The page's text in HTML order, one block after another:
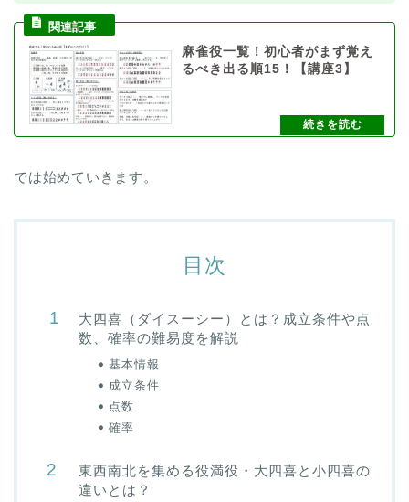
麻雀役一覧！初心者がまず覚え
るべき出る順15！【講座3】
では始めていきます。
目次
大四喜（ダイスーシー）とは？成立条件や点
数、確率の難易度を解説
基本情報
成立条件
点数
確率
東西南北を集める役満役・大四喜と小四喜の
違いとは？